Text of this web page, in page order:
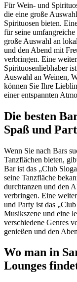
Für Wein- und
die eine große
Spirituosen bieten.
für seine
große Auswahl an
und den Abend mit
verbringen. Eine
Spirituosenliebhaber
Auswahl an Weinen,
können Sie Ihre
einer entspannten
Die besten
Spaß und
Wenn Sie nach Bars
Tanzflächen bieten,
Bar ist das „Club
seine Tanzfläche
durchtanzen und den
verbringen. Eine
und Party ist das
Musikszene und eine
verschiedene Genres
genießen und den
Wo man in
Lounges